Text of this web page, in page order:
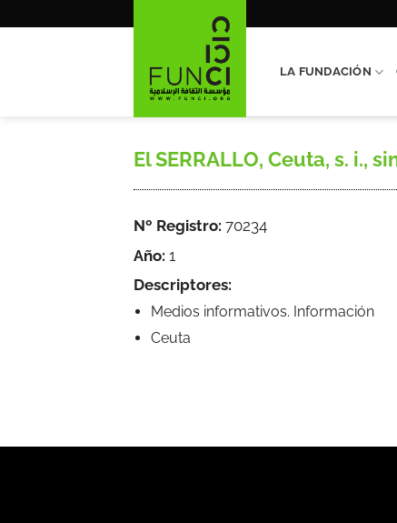
LA FUNDACIÓN
El SERRALLO, Ceuta, s. i.,
Nº Registro: 70234
Año: 1
Descriptores:
Medios informativos. Información
Ceuta